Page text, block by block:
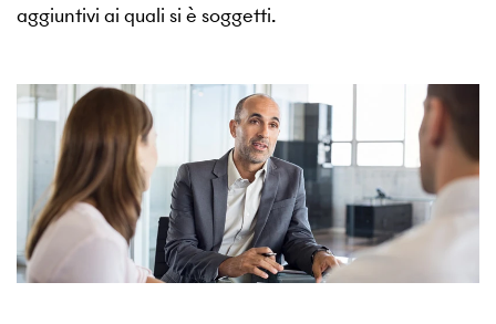
aggiuntivi ai quali si è soggetti.